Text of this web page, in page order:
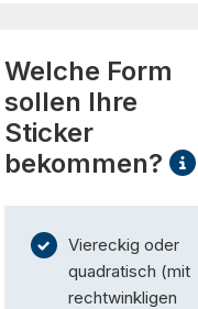
Welche Form
sollen Ihre
Sticker
bekommen?
Viereckig oder
quadratisch (mit
rechtwinkligen